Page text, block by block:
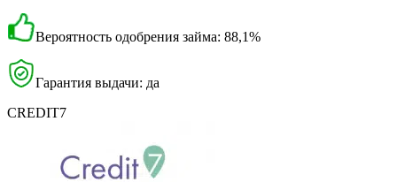
Вероятность одобрения займа: 88,1%
Гарантия выдачи: да
CREDIT7